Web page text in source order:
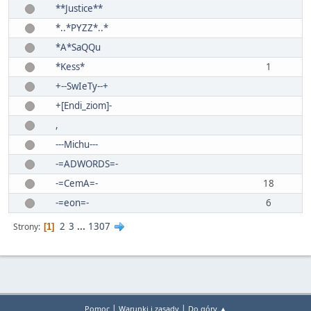
**Justice**
*..*PYZZ*..*
*A*SaQQu
*Kess*
1
+--SwIeTy--+
+[Endi_ziom]-
,
---Michu---
-=ADWORDS=-
-=CemA=-
18
-=eon=-
6
Strony 1 2 3 ... 1307
Pomoc Warunki i zasady Do góry ▲